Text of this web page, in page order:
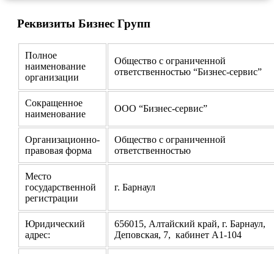
Реквизиты Бизнес Групп
Полное
наименование
организации
Общество с ограниченной
ответственностью “Бизнес-сервис”
Сокращенное
наименование
ООО “Бизнес-сервис”
Организационно-
правовая форма
Общество с ограниченной
ответственностью
Место
государственной
регистрации
г. Барнаул
Юридический
адрес:
656015, Алтайский край, г. Барнаул,
Деповская, 7, кабинет А1-104